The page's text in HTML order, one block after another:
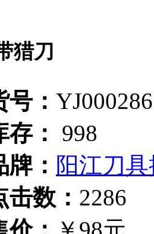
猎刀
： YJ000286
：
998
： 阳江刀
数： 2286